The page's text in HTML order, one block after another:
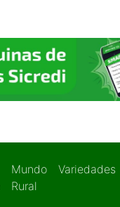
Mundo
Rural
Variedades